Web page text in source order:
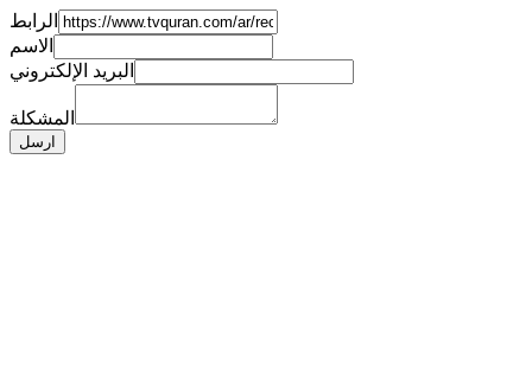
الرابط
الاسم
البريد الإلكتروني
المشكلة
ارسل